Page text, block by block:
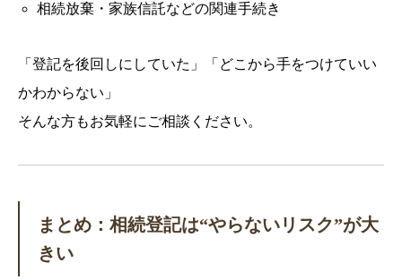
相続放棄・家族信託などの関連手続き
「登記を後回しにしていた」「どこから手をつけていい
かわからない」
そんな方もお気軽にご相談ください。
まとめ：相続登記は“やらないリスク”が大
きい